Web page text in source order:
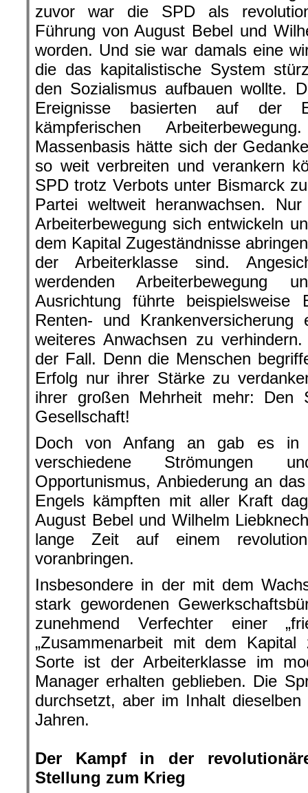
zuvor war die SPD als
Führung von August Bebel und
worden. Und sie war damals eine
die das kapitalistische System
den Sozialismus aufbauen wollte.
Ereignisse basierten auf der
kämpferischen
Massenbasis hätte sich der
so weit verbreiten und verankern
SPD trotz Verbots unter Bismarck
Partei weltweit heranwachsen.
Arbeiterbewegung sich entwickeln
dem Kapital Zugeständnisse
der Arbeiterklasse sind.
werdenden Arbeiterbewegung
Ausrichtung führte beispielsweise
Renten- und
weiteres Anwachsen zu
der Fall. Denn die Menschen
Erfolg nur ihrer Stärke zu
ihrer großen Mehrheit mehr: Den
Gesellschaft!
Doch von Anfang an gab es in
verschiedene Strömungen
Opportunismus, Anbiederung an
Engels kämpften mit aller Kraft
August Bebel und Wilhelm
lange Zeit auf einem
voranbringen.
Insbesondere in der mit dem
stark gewordenen
zunehmend Verfechter einer
„Zusammenarbeit mit dem
Sorte ist der Arbeiterklasse im
Manager erhalten geblieben. Die
durchsetzt, aber im Inhalt
Jahren.
Der Kampf in der
Stellung zum Krieg